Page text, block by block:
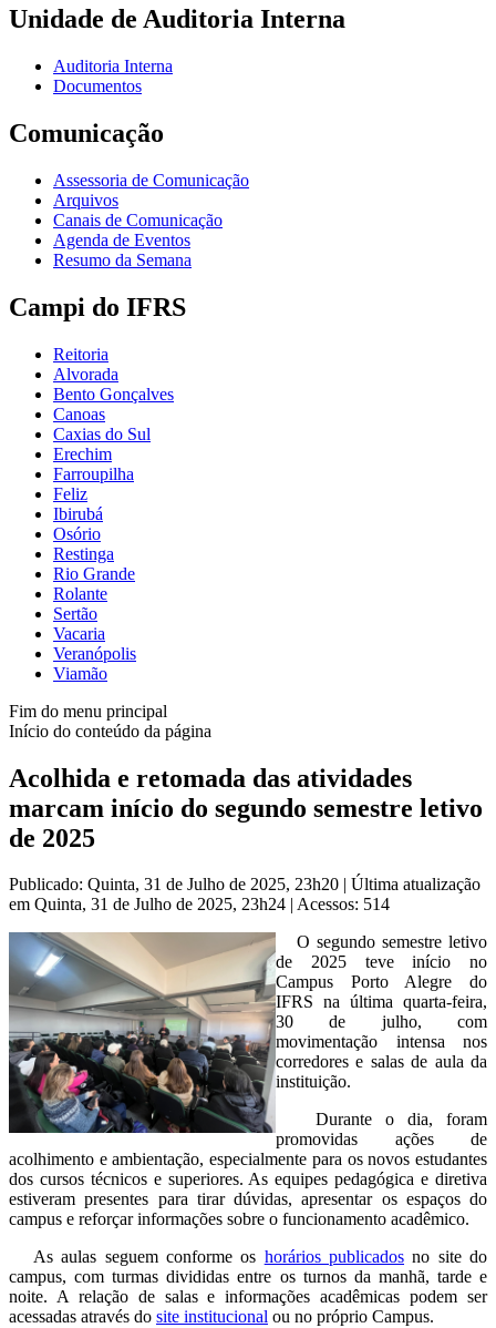
Unidade de Auditoria Interna
Auditoria Interna
Documentos
Comunicação
Assessoria de Comunicação
Arquivos
Canais de Comunicação
Agenda de Eventos
Resumo da Semana
Campi do IFRS
Reitoria
Alvorada
Bento Gonçalves
Canoas
Caxias do Sul
Erechim
Farroupilha
Feliz
Ibirubá
Osório
Restinga
Rio Grande
Rolante
Sertão
Vacaria
Veranópolis
Viamão
Fim do menu principal
Início do conteúdo da página
Acolhida e retomada das atividades
marcam início do segundo semestre letivo
de 2025
Publicado: Quinta, 31 de Julho de 2025, 23h20 | Última atualização
em Quinta, 31 de Julho de 2025, 23h24 | Acessos: 514
O segundo semestre letivo
de 2025 teve início no
Campus Porto Alegre do
IFRS na última quarta-feira,
30 de julho, com
movimentação intensa nos
corredores e salas de aula da
instituição.
Durante o dia, foram
promovidas ações de
acolhimento e ambientação, especialmente para os novos estudantes
dos cursos técnicos e superiores. As equipes pedagógica e diretiva
estiveram presentes para tirar dúvidas, apresentar os espaços do
campus e reforçar informações sobre o funcionamento acadêmico.
As aulas seguem conforme os horários publicados no site do
campus, com turmas divididas entre os turnos da manhã, tarde e
noite. A relação de salas e informações acadêmicas podem ser
acessadas através do site institucional ou no próprio Campus.